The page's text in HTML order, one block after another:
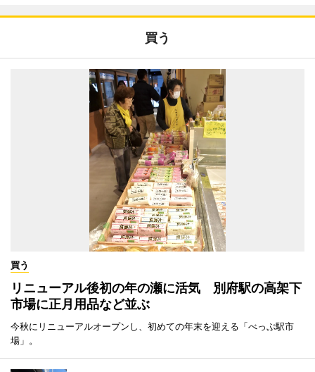
買う
買う
リニューアル後初の年の瀬に活気 別府駅の高架下
市場に正月用品など並ぶ
今秋にリニューアルオープンし、初めての年末を迎える「べっぷ駅市
場」。